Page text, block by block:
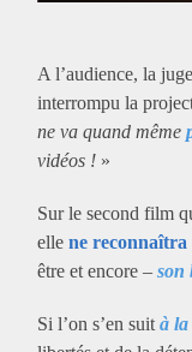
A l’audience, la
interrompu la
ne va quand même
vidéos ! »
Sur le second film
ellene reconnaîtra
être et encore –son
Si l’on s’en suità la